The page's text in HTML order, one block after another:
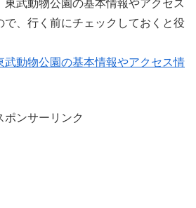
東武動物公園の基本情報やアクセス
で、行く前にチェックしておくと役
武動物公園の基本情報やアクセス情
ポンサーリンク